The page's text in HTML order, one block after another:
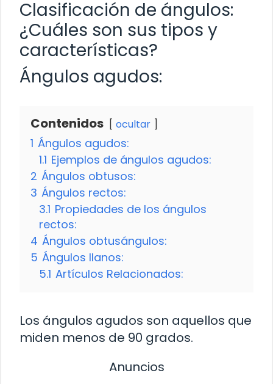
Clasificación de ángulos:
¿Cuáles son sus tipos y
características?
Ángulos agudos:
Contenidos ocultar
1 Ángulos agudos:
1.1 Ejemplos de ángulos agudos:
2 Ángulos obtusos:
3 Ángulos rectos:
3.1 Propiedades de los ángulos
rectos:
4 Ángulos obtusángulos:
5 Ángulos llanos:
5.1 Artículos Relacionados:
Los ángulos agudos son aquellos que
miden menos de 90 grados.
Anuncios